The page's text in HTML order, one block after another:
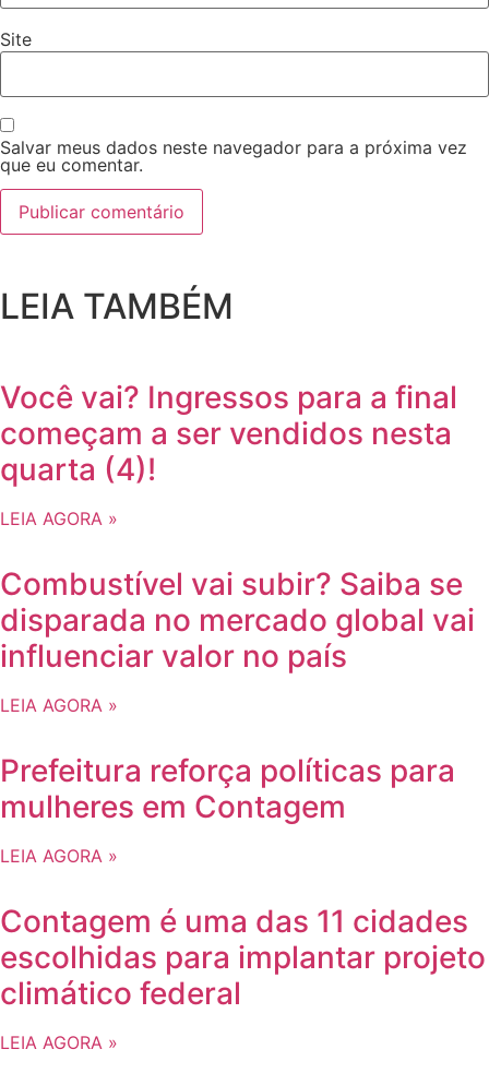
Site
Salvar meus dados neste navegador para a próxima vez
que eu comentar.
LEIA TAMBÉM
Você vai? Ingressos para a final
começam a ser vendidos nesta
quarta (4)!
LEIA AGORA »
Combustível vai subir? Saiba se
disparada no mercado global vai
influenciar valor no país
LEIA AGORA »
Prefeitura reforça políticas para
mulheres em Contagem
LEIA AGORA »
Contagem é uma das 11 cidades
escolhidas para implantar projeto
climático federal
LEIA AGORA »